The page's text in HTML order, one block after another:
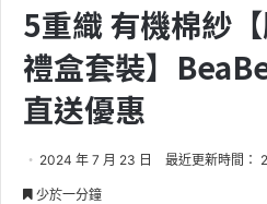
5重織 有機棉紗
禮盒套裝】
直送優惠
2024 年 7 月 23 日 最近更新時間：
少於一分鐘